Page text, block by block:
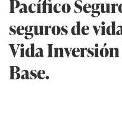
Pacífico
seguros de
Vida
Base.